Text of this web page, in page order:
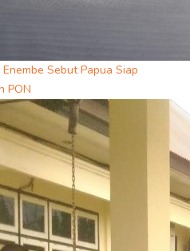
Sebut Papua Siap
PON